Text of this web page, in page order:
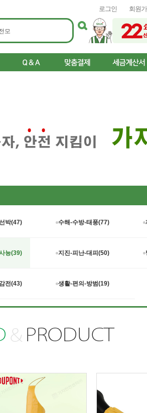
로그인 회원
박(47) 수해-수방-태풍(77)
능(39) 지진-피난-대피(50)
전(43) 생활-편의-방범(19)